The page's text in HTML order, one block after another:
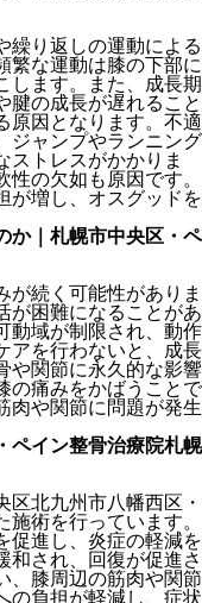
繰り返しの運動による
繁な運動は膝の下部に
します。また、成長期
腱の成長が遅れること
原因となります。不適
ジャンプやランニング
ストレスがかかりま
の欠如も原因です。
が増し、オスグッドを
か｜札幌市中央区・ペ
が続く可能性がありま
が困難になることがあ
動域が制限され、動作
アを行わないと、成長
や関節に永久的な影響
の痛みをかばうことで
肉や関節に問題が発生
ペイン整骨治療院札幌
北九州市八幡西区・
術を行っています。
促進し、炎症の軽減を
和され、回復が促進さ
、膝周辺の筋肉や関節
の負担が軽減し、症状